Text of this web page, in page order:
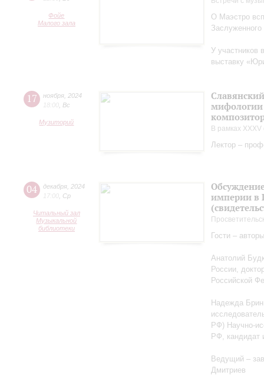
Фойе
Малого зала
О Маэстро
У участников
выставку
17 ноября 2024
18:00 Вс
Музиторий
мифологии
В рамках
Лектор –
04 декабря 2024
17:00 Ср
Читальный зал
Музыкальной
библиотеки
империи в
Гости –
Анатолий
России,
Российской
Надежда
РФ) Научно-
РФ, кандидат
Ведущий –
Дмитриев